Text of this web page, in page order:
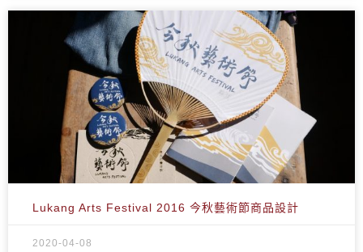
Lukang Arts Festival 2016 今秋藝術節商品設計
2020-04-08